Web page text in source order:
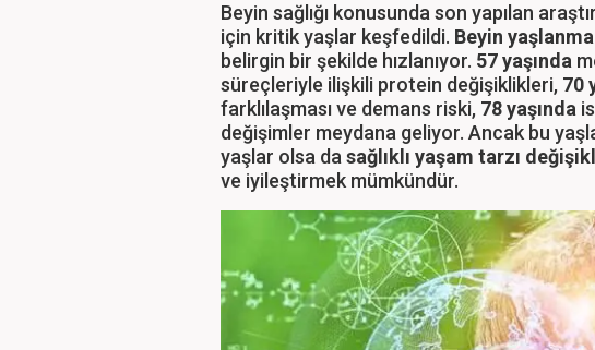
Beyin sağlığı konusunda son yapılan
için kritik yaşlar keşfedildi. Beyin
belirgin bir şekilde hızlanıyor. 57 yaşında
süreçleriyle ilişkili protein değişiklikleri, 70
farklılaşması ve demans riski, 78 yaşında
değişimler meydana geliyor. Ancak bu
yaşlar olsa dasağlıklı yaşam tarzı
ve iyileştirmek mümkündür.